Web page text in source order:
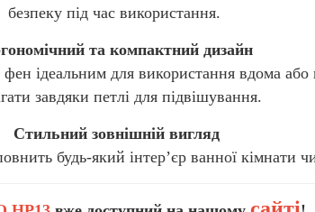
безпеку під час використання.
та компактний дизайн
фен ідеальним для використання вдома
завдяки петлі для підвішування.
Стильний зовнішній вигляд
будь-який інтер’єр ванної кімнати